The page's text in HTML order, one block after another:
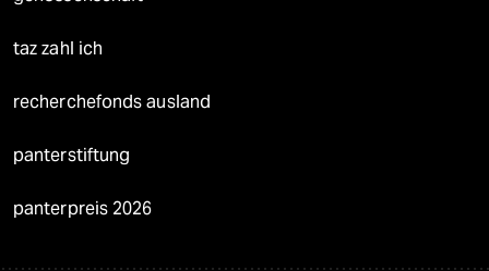
taz zahl ich
recherchefonds ausland
panterstiftung
panterpreis 2026